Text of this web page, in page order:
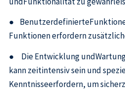
●
Funktionen erfordern
● Die Entwicklung
kann zeitintensiv sein und
Kenntnisseerfordern, um